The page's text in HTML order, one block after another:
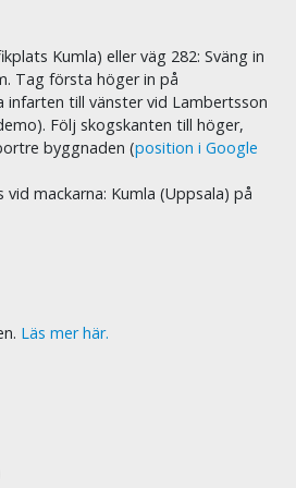
Kumla) eller väg 282: Sväng in
Tag första höger in på
till vänster vid Lambertsson
Följ skogskanten till höger,
byggnaden (position i Google
mackarna: Kumla (Uppsala) på
Läs mer här.